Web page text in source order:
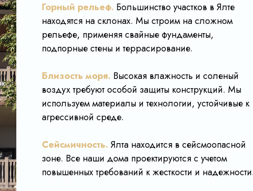
Горный рельеф. Большинство участков в Ялте
находятся на склонах. Мы строим на сложном
рельефе, применяя свайные фундаменты,
подпорные стены и террасирование.
Близость моря. Высокая влажность и соленый
воздух требуют особой защиты конструкций. Мы
используем материалы и технологии, устойчивые к
агрессивной среде.
Сейсмичность. Ялта находится в сейсмоопасной
зоне. Все наши дома проектируются с учетом
повышенных требований к жесткости и надежности.